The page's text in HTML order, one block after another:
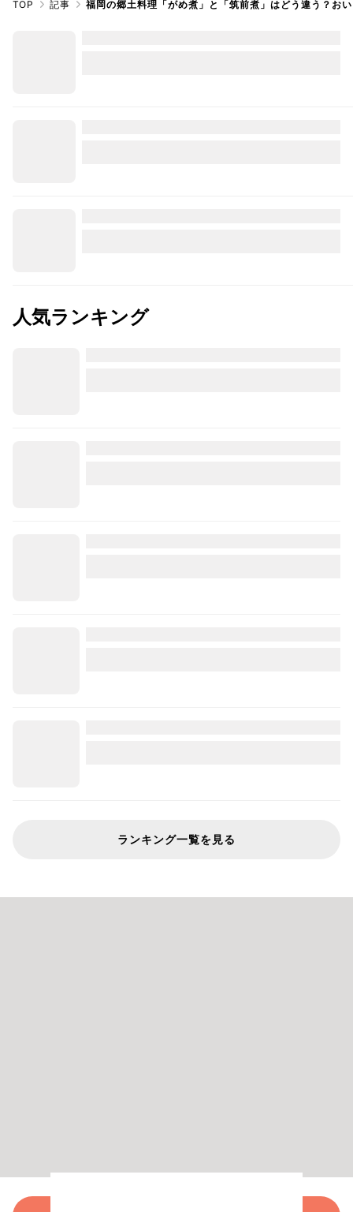
TOP 記事 福岡の郷土料理「がめ煮」と「筑前煮」はどう違う？お
人気ランキング
ランキング一覧を見る